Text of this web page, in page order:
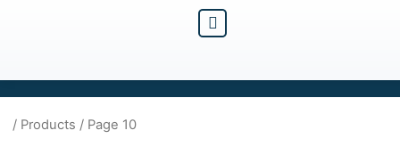
/ Products / Page 10